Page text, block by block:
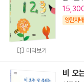
미리보기
양탄자
비 오